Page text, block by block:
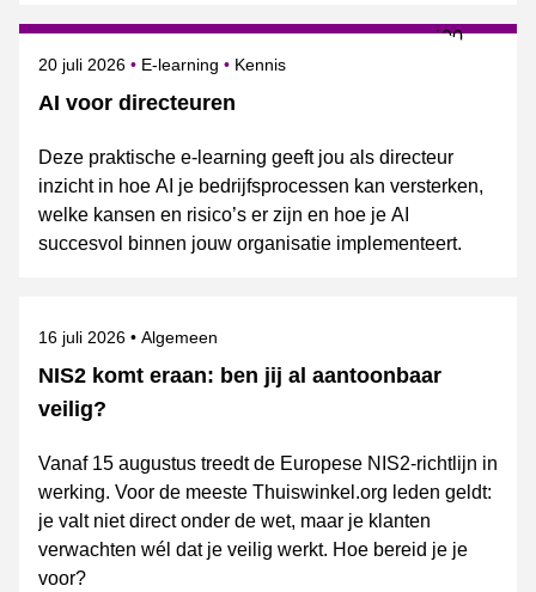
AI voor directeuren
Gepubliceerd op
20 juli 2026 E-learning Onderwerpen
Kennis
Deze praktische e-learning geeft jou als directeur
inzicht in hoe AI je bedrijfsprocessen kan versterken,
welke kansen en risico’s er zijn en hoe je AI
succesvol binnen jouw organisatie implementeert.
NIS2 komt eraan: ben jij al aantoonbaar
veilig?
Gepubliceerd op
16 juli 2026 Onderwerpen
Algemeen
Vanaf 15 augustus treedt de Europese NIS2-richtlijn in
werking. Voor de meeste Thuiswinkel.org leden geldt:
je valt niet direct onder de wet, maar je klanten
verwachten wél dat je veilig werkt. Hoe bereid je je
voor?